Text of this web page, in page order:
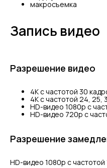
макросъемка
Запись видео
Разрешение видео
4K с частотой 30
4K с частотой 24, 25,
HD-видео 1080p с
HD-видео 720p с
Разрешение
HD-видео 1080р c частотой